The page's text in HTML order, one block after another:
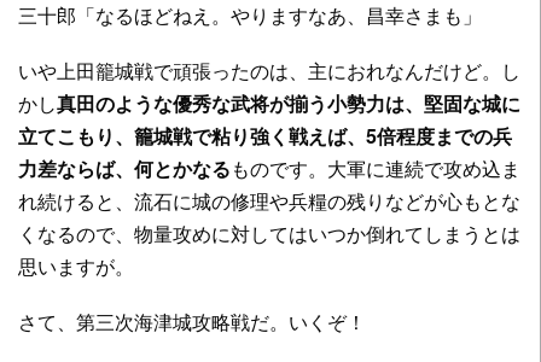
三十郎「なるほどねえ。やりますなあ、昌幸さまも」
いや上田籠城戦で頑張ったのは、主におれなんだけど。し
かし真田のような優秀な武将が揃う小勢力は、堅固な城に
立てこもり、籠城戦で粘り強く戦えば、5倍程度までの兵
力差ならば、何とかなるものです。大軍に連続で攻め込ま
れ続けると、流石に城の修理や兵糧の残りなどが心もとな
くなるので、物量攻めに対してはいつか倒れてしまうとは
思いますが。
さて、第三次海津城攻略戦だ。いくぞ！